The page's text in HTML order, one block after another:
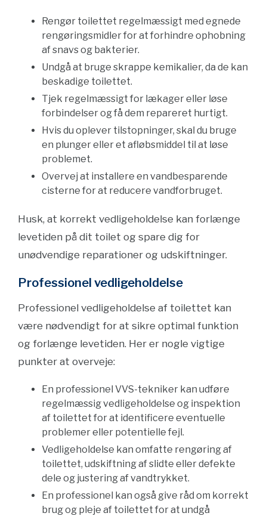
Rengør toilettet regelmæssigt med egnede
rengøringsmidler for at forhindre ophobning
af snavs og bakterier.
Undgå at bruge skrappe kemikalier, da de kan
beskadige toilettet.
Tjek regelmæssigt for lækager eller løse
forbindelser og få dem repareret hurtigt.
Hvis du oplever tilstopninger, skal du bruge
en plunger eller et afløbsmiddel til at løse
problemet.
Overvej at installere en vandbesparende
cisterne for at reducere vandforbruget.
Husk, at korrekt vedligeholdelse kan forlænge
levetiden på dit toilet og spare dig for
unødvendige reparationer og udskiftninger.
Professionel vedligeholdelse
Professionel vedligeholdelse af toilettet kan
være nødvendigt for at sikre optimal funktion
og forlænge levetiden. Her er nogle vigtige
punkter at overveje:
En professionel VVS-tekniker kan udføre
regelmæssig vedligeholdelse og inspektion
af toilettet for at identificere eventuelle
problemer eller potentielle fejl.
Vedligeholdelse kan omfatte rengøring af
toilettet, udskiftning af slidte eller defekte
dele og justering af vandtrykket.
En professionel kan også give råd om korrekt
brug og pleje af toilettet for at undgå